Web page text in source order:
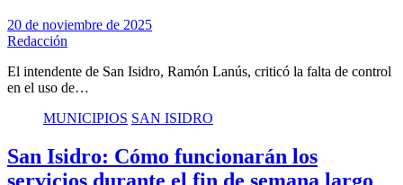
20 de noviembre de 2025
Redacción
El intendente de San Isidro, Ramón Lanús, criticó la falta de control
en el uso de…
MUNICIPIOS SAN ISIDRO
San Isidro: Cómo funcionarán los